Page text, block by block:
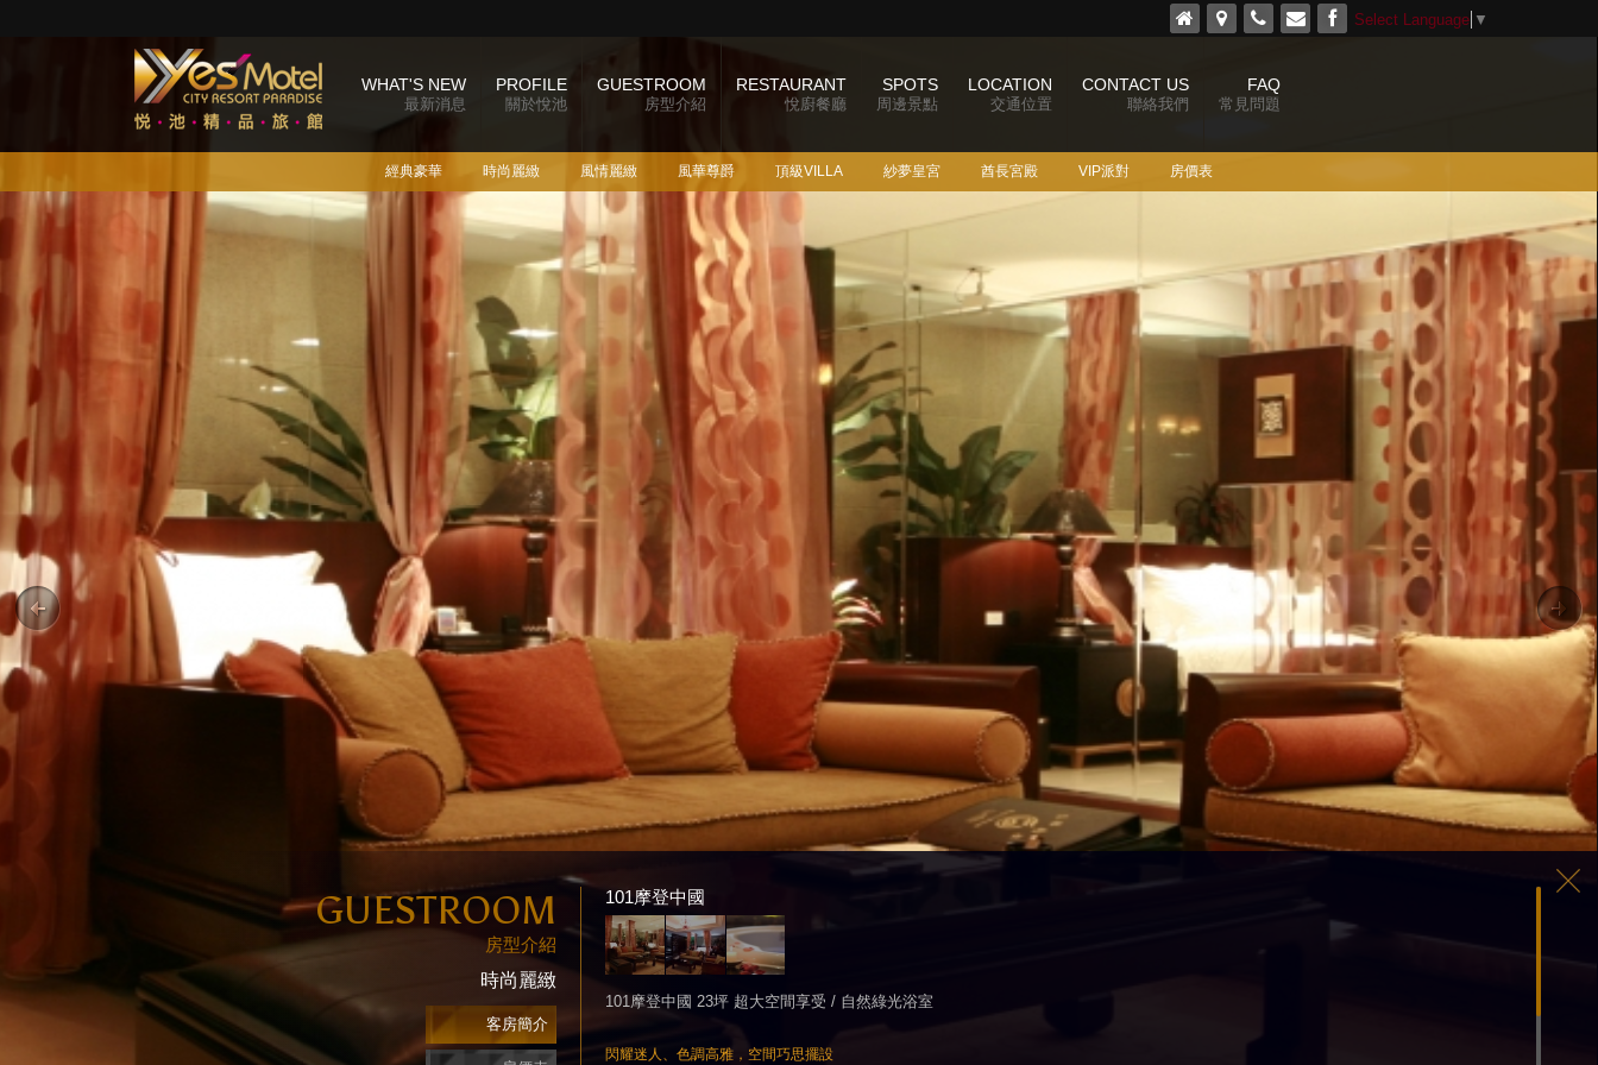
Select Language ▼
WHAT'S NEW
最新消息
PROFILE
關於悅池
GUESTROOM
房型介紹
經典豪華 時尚麗緻 風情麗緻 風華尊爵 頂級VILLA 紗夢皇宮 酋長宮殿 VIP派對 房價表
RESTAURANT
悅廚餐廳
SPOTS
周邊景點
LOCATION
交通位置
CONTACT US
聯絡我們
FAQ
常見問題
GUESTROOM
房型介紹
時尚麗緻
客房簡介
101摩登中國
101摩登中國 23坪 超大空間享受 / 自然綠光浴室
閃耀迷人、色調高雅，空間巧思擺設